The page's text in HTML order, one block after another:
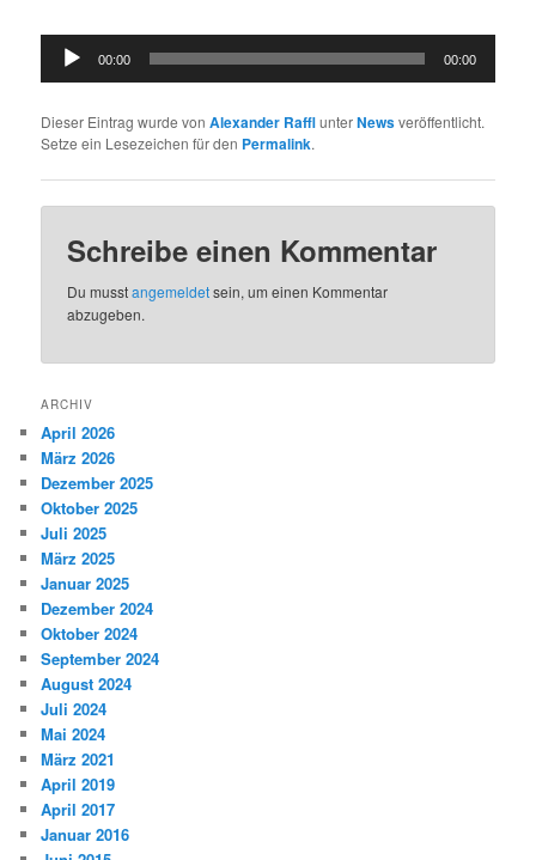
Audio
Player
00:00 00:00
Dieser Eintrag wurde vonAlexander RafflunterNewsveröffentlicht.
Setze ein Lesezeichen für den Permalink.
Schreibe einen Kommentar
Du musstangemeldetsein, um einen Kommentar
abzugeben.
ARCHIV
April 2026
März 2026
Dezember 2025
Oktober 2025
Juli 2025
März 2025
Januar 2025
Dezember 2024
Oktober 2024
September 2024
August 2024
Juli 2024
Mai 2024
März 2021
April 2019
April 2017
Januar 2016